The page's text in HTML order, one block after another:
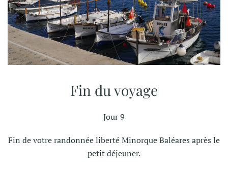
Fin du voyage
Jour 9
Fin de votre randonnée liberté Minorque Baléares après le
petit déjeuner.